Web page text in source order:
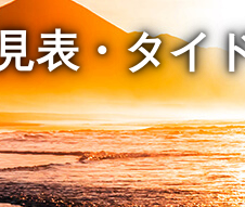
表・タイ